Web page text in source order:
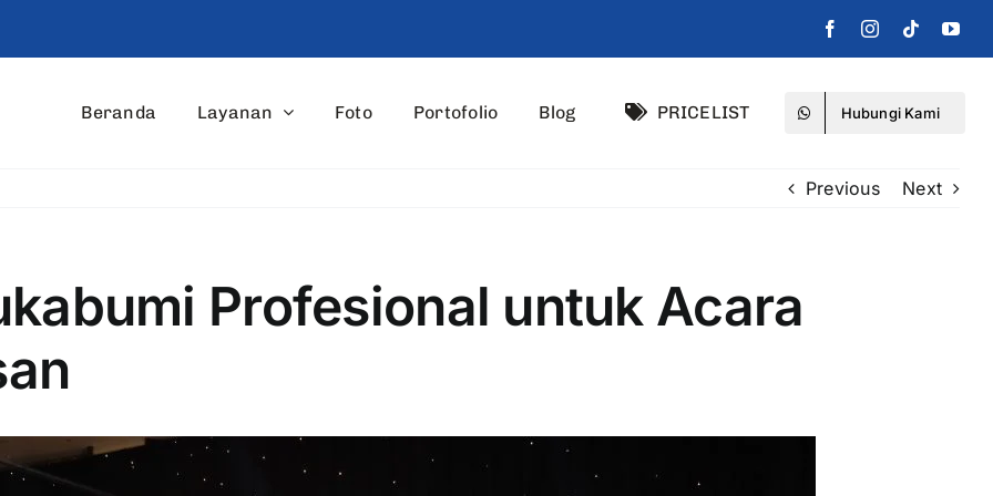
Beranda Layanan Foto Portofolio Blog PRICELIST Hubungi Kami
Previous Next
Profesional untuk Acara